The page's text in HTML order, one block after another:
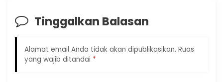
Tinggalkan Balasan
Alamat email Anda tidak akan dipublikasikan. Ruas
yang wajib ditandai *